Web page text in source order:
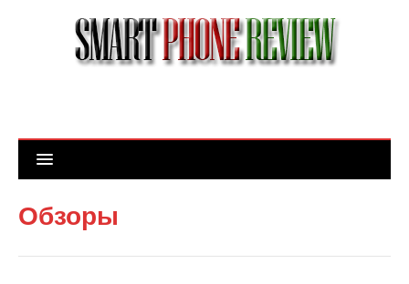
Обзоры